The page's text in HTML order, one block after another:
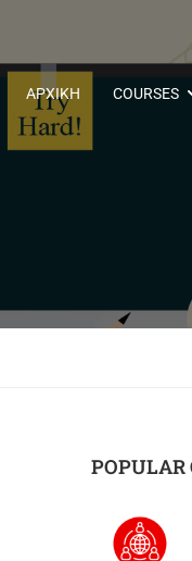
ΑΡΧΙΚΗ COURSES
POPULAR